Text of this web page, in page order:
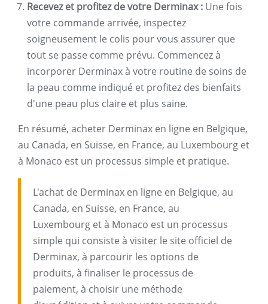
Recevez et profitez de votre Derminax : Une fois
votre commande arrivée, inspectez
soigneusement le colis pour vous assurer que
tout se passe comme prévu. Commencez à
incorporer Derminax à votre routine de soins de
la peau comme indiqué et profitez des bienfaits
d'une peau plus claire et plus saine.
En résumé, acheter Derminax en ligne en Belgique,
au Canada, en Suisse, en France, au Luxembourg et
à Monaco est un processus simple et pratique.
L'achat de Derminax en ligne en Belgique, au
Canada, en Suisse, en France, au
Luxembourg et à Monaco est un processus
simple qui consiste à visiter le site officiel de
Derminax, à parcourir les options de
produits, à finaliser le processus de
paiement, à choisir une méthode